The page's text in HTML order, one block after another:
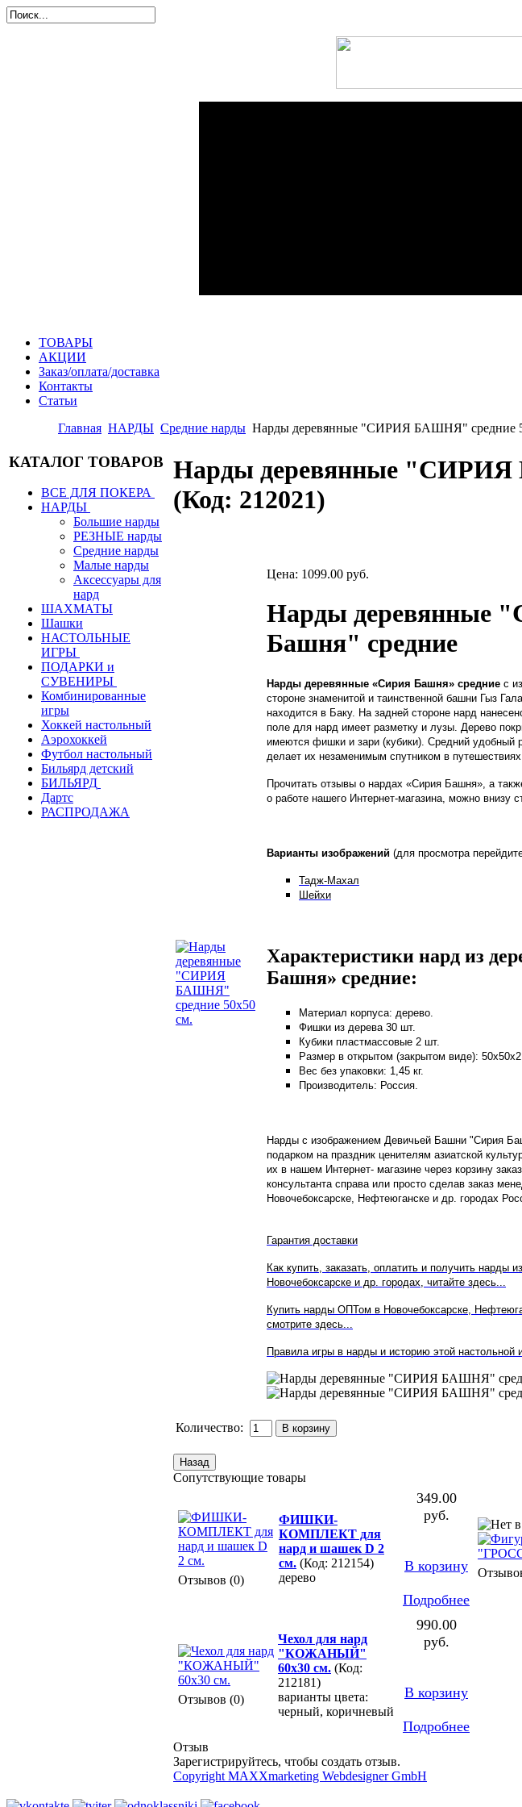
ТОВАРЫ
АКЦИИ
Заказ/оплата/доставка
Контакты
Статьи
Главная НАРДЫ Средние нарды Нарды деревянные "СИРИЯ БАШНЯ" средние
КАТАЛОГ ТОВАРОВ
ВСЕ ДЛЯ ПОКЕРА
НАРДЫ
Большие нарды
РЕЗНЫЕ нарды
Средние нарды
Малые нарды
Аксессуары для
нард
ШАХМАТЫ
Шашки
НАСТОЛЬНЫЕ
ИГРЫ
ПОДАРКИ и
СУВЕНИРЫ
Комбинированные
игры
Хоккей настольный
Аэрохоккей
Футбол настольный
Бильярд детский
БИЛЬЯРД
Дартс
РАСПРОДАЖА
Нарды деревянные "СИРИЯ
(Код: 212021)
Цена: 1099.00 руб.
Нарды деревянные
Башня" средние
Нарды деревянные «Сирия Башня» средние с
стороне знаменитой и таинственной башни Гыз
находится в Баку. На задней стороне нард
поле для нард имеет разметку и лузы. Дерево
имеются фишки и зари (кубики). Средний удобный
делает их незаменимым спутником в путешествиях.
Прочитать отзывы о нардах «Сирия Башня», а
о работе нашего Интернет-магазина, можно внизу
Варианты изображений (для просмотра
Тадж-Махал
Шейхи
Характеристики нард из
Башня» средние:
Материал корпуса: дерево.
Фишки из дерева 30 шт.
Кубики пластмассовые 2 шт.
Размер в открытом (закрытом виде):
Вес без упаковки: 1,45 кг.
Производитель: Россия.
Нарды с изображением Девичьей Башни "Сирия
подарком на праздник ценителям азиатской
их в нашем Интернет- магазине через корзину
консультанта справа или просто сделав заказ
Новочебоксарске, Нефтеюганске и др. городах
Гарантия доставки
Как купить, заказать, оплатить и получить нарды
Новочебоксарске и др. городах, читайте здесь...
Купить нарды ОПТом в Новочебоксарске,
смотрите здесь...
Правила игры в нарды и историю этой настольной
Количество:
Сопутствующие товары
Отзывов (0)
ФИШКИ-
КОМПЛЕКТ для
нард и шашек D 2
см. (Код: 212154)
дерево
349.00
руб.
В корзину
Подробнее
Отзывов (0)
Чехол для нард
"КОЖАНЫЙ"
60х30 см. (Код:
212181)
варианты цвета:
черный, коричневый
990.00
руб.
В корзину
Подробнее
Отзыв
Зарегистрируйтесь, чтобы создать отзыв.
Copyright MAXXmarketing Webdesigner GmbH